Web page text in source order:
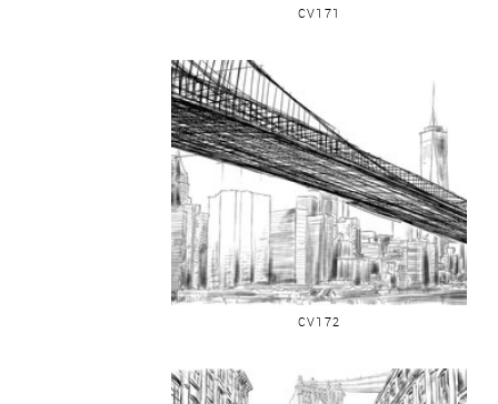
CV171
PONT ET BUILDINGS PANORAMIQUE
CV172